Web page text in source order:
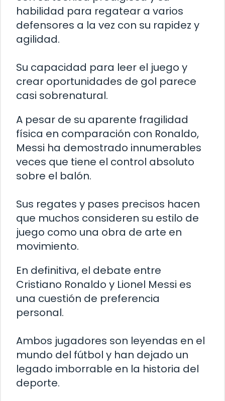
habilidad para regatear a varios
defensores a la vez con su rapidez y
agilidad.
Su capacidad para leer el juego y
crear oportunidades de gol parece
casi sobrenatural.
A pesar de su aparente fragilidad
física en comparación con Ronaldo,
Messi ha demostrado innumerables
veces que tiene el control absoluto
sobre el balón.
Sus regates y pases precisos hacen
que muchos consideren su estilo de
juego como una obra de arte en
movimiento.
En definitiva, el debate entre
Cristiano Ronaldo y Lionel Messi es
una cuestión de preferencia
personal.
Ambos jugadores son leyendas en el
mundo del fútbol y han dejado un
legado imborrable en la historia del
deporte.